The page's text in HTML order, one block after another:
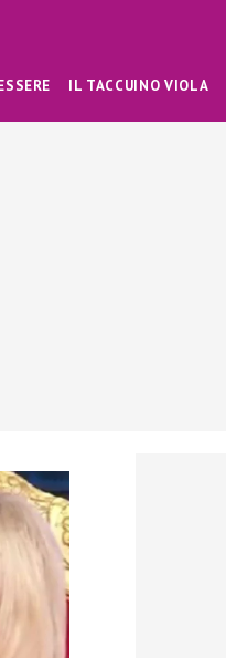
IL TACCUINO VIOLA